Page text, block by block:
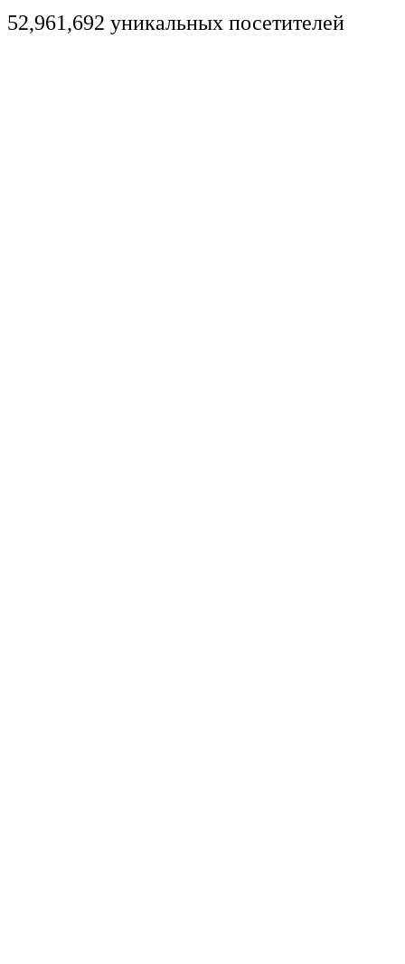
52,961,692 уникальных посетителей